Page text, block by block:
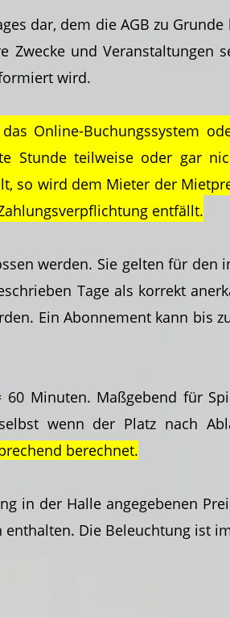
dar, dem die AGB zu
Zwecke und Veranstaltungen
wird.
Online-Buchungssystem
Stunde teilweise oder gar
so wird dem Mieter der
entfällt.
werden. Sie gelten für den
Tage als korrekt
Ein Abonnement kann bis
Minuten. Maßgebend für
wenn der Platz nach
berechnet.
in der Halle angegebenen
Die Beleuchtung ist